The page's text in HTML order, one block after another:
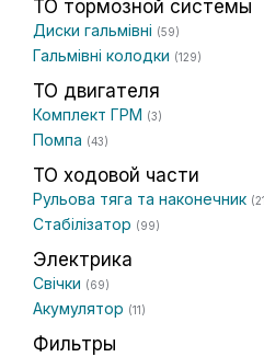
ТО тормозной системы
Диски гальмівні (59)
Гальмівні колодки (129)
ТО двигателя
Комплект ГРМ (3)
Помпа (43)
ТО ходовой части
Рульова тяга та наконечник
Стабілізатор (99)
Электрика
Свічки (69)
Акумулятор (11)
Фильтры